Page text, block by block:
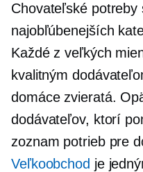
Chovateľské potreby
najobľúbenejších
Každé z veľkých
kvalitným
domáce zvieratá.
dodávateľov, ktorí
zoznam potrieb pre
Veľkoobchod je